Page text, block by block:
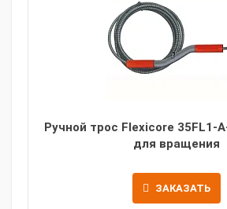
Ручной трос Flexicore 35FL1-
для вращения
ЗАКАЗАТЬ